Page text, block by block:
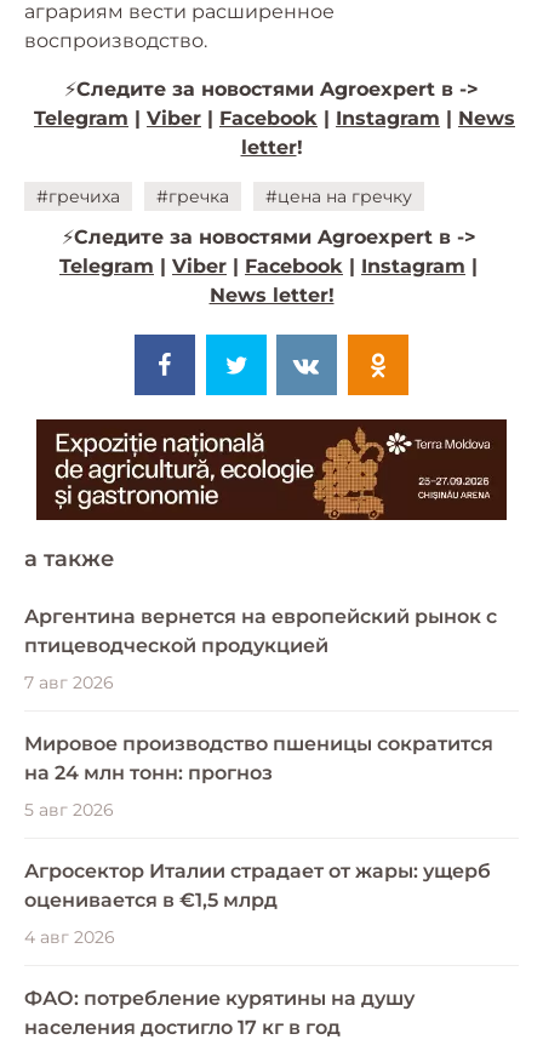
аграриям вести расширенное
воспроизводство.
⚡️Следите за новостями Agroexpert в ->
Telegram | Viber | Facebook | Instagram | News
letter!
#гречиха #гречка #цена на гречку
⚡️Следите за новостями Agroexpert в ->
Telegram | Viber | Facebook | Instagram |
News letter!
a также
Аргентина вернется на европейский рынок с
птицеводческой продукцией
7 авг 2026
Мировое производство пшеницы сократится
на 24 млн тонн: прогноз
5 авг 2026
Агросектор Италии страдает от жары: ущерб
оценивается в €1,5 млрд
4 авг 2026
ФАО: потребление курятины на душу
населения достигло 17 кг в год